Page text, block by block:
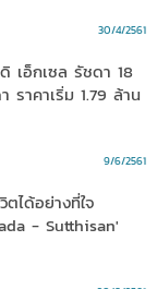
30/4/2561
เอ็กเซล รัชดา 18
ราคาเริ่ม 1.79 ล้าน
9/6/2561
ได้อย่างที่ใจ
- Sutthisan'